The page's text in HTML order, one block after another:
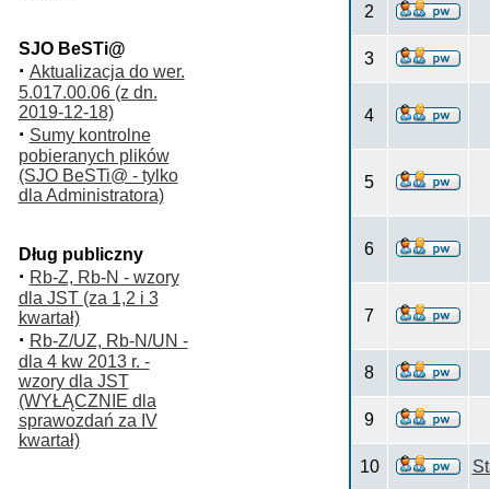
SJO BeSTi@
· Aktualizacja do wer.
5.017.00.06 (z dn.
2019-12-18)
· Sumy kontrolne
pobieranych plików
(SJO BeSTi@ - tylko
dla Administratora)
Dług publiczny
· Rb-Z, Rb-N - wzory
dla JST (za 1,2 i 3
kwartał)
· Rb-Z/UZ, Rb-N/UN -
dla 4 kw 2013 r. -
wzory dla JST
(WYŁĄCZNIE dla
sprawozdań za IV
kwartał)
2
3
4
5
6
7
8
9
10